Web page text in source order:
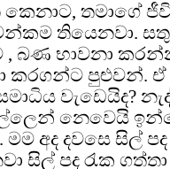
කෙනාට, තමාගේ
තියෙනවා.
බණ භාවනා කරන්න
කරගන්ට පුළුවන්. ඒ
වැඩෙයිද?
නෙවෙයි
අද දවසෙ සිල්
සිල් පද රැක